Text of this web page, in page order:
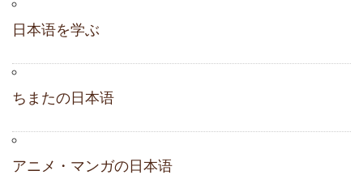
日本语を学ぶ
ちまたの日本语
アニメ・マンガの日本语